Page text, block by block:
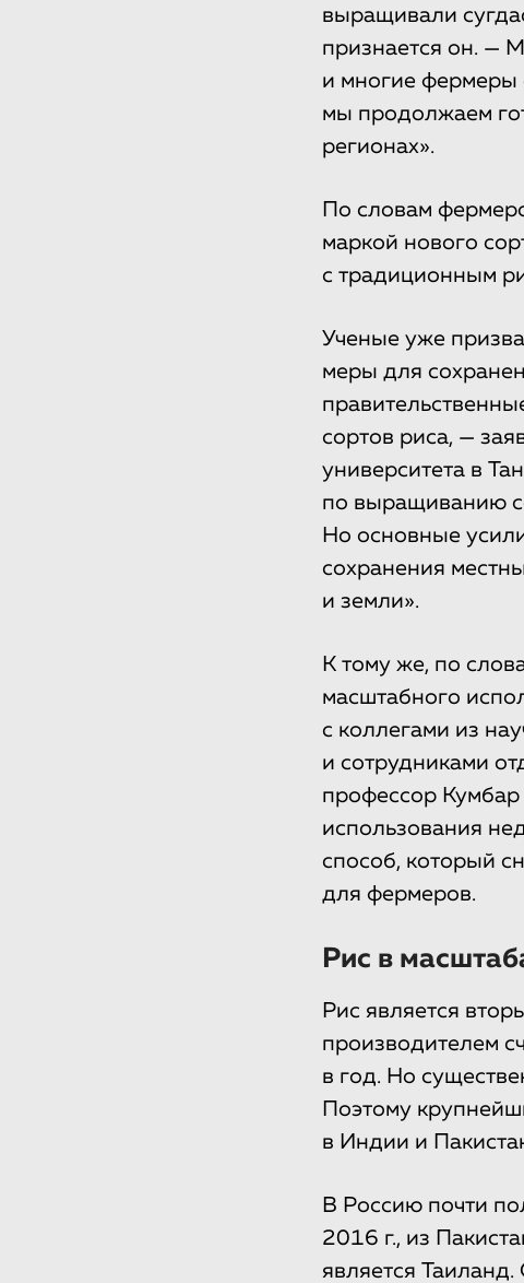
выращивали
признается он. —
и многие фермеры
мы продолжаем
регионах».
По словам
маркой нового
с традиционным
Ученые уже
меры для
сортов риса, —
университета в
по выращиванию
Но основные
сохранения
и земли».
К тому же, по
масштабного
с коллегами из
и сотрудниками
профессор Кумбар
использования
способ, который
для фермеров.
Рис в
Рис является
производителем
в год. Но
Поэтому
в Индии и
В Россию почти
2016 г., из
является